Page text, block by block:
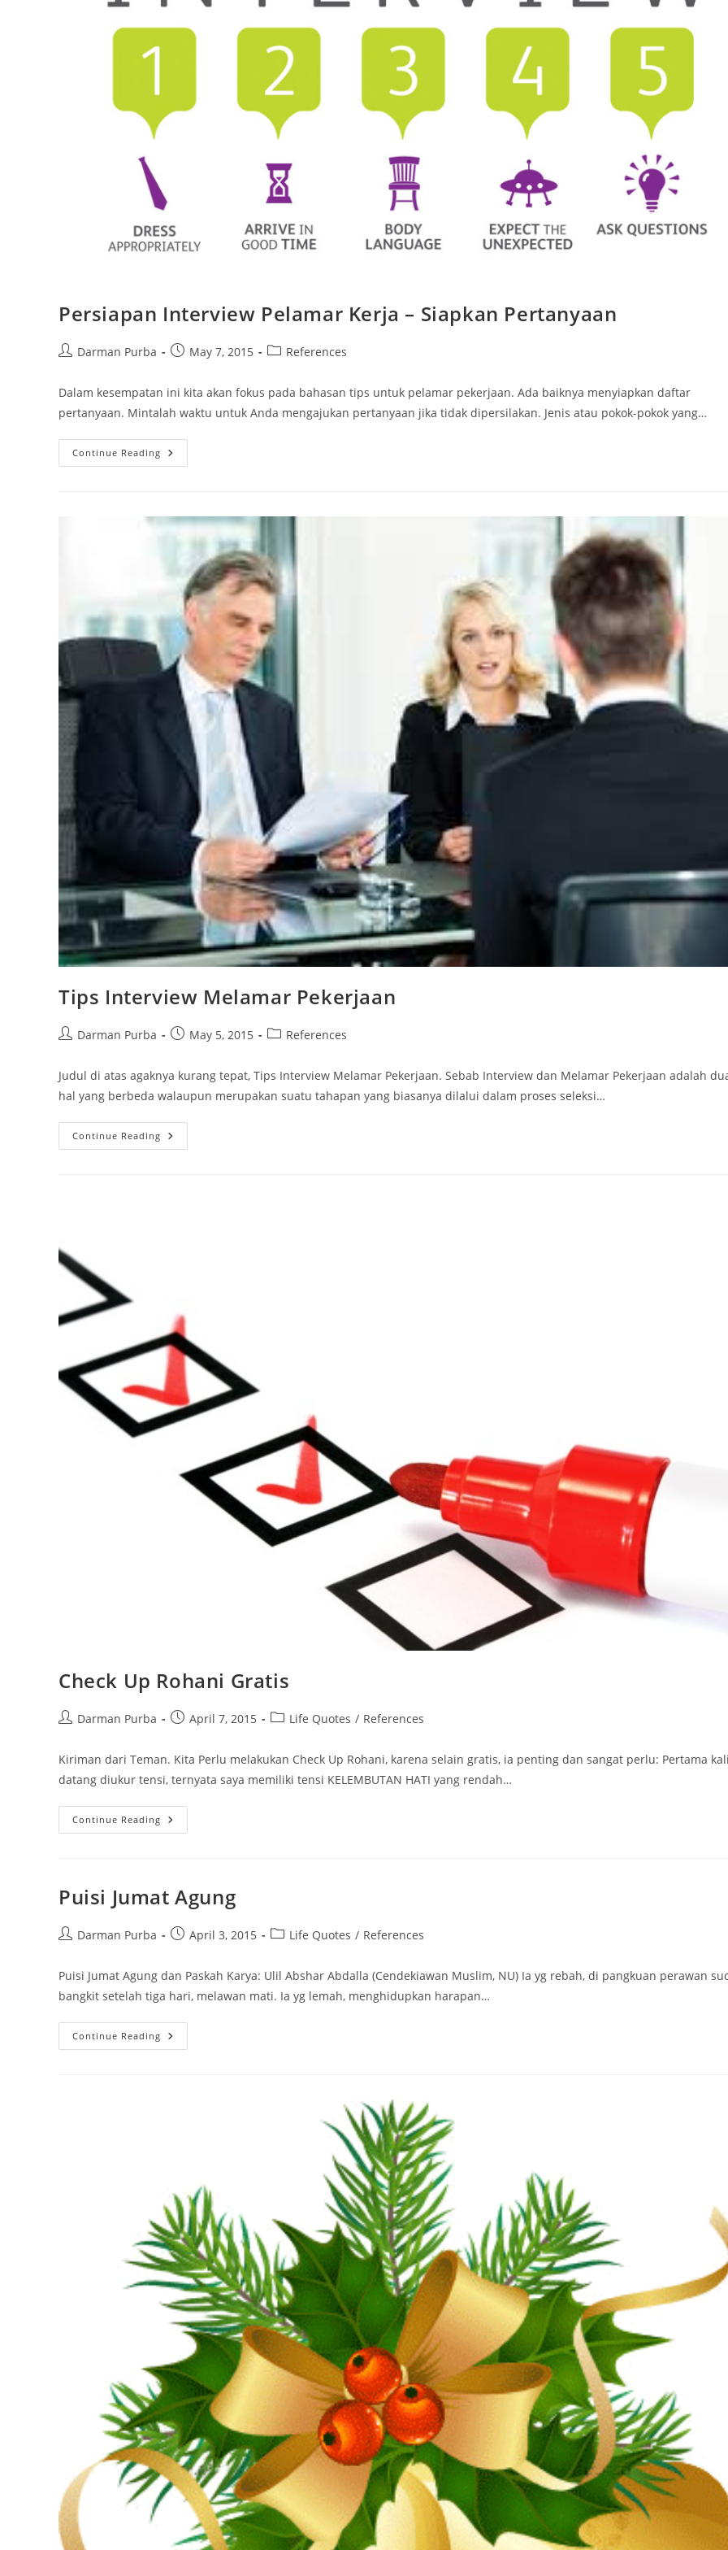
Persiapan Interview Pelamar Kerja – Siapkan Pertanyaan
PostDarman Purba
PostMay 7, 2015
PostReferences
Dalam kesempatan ini kita akan fokus pada bahasan tips untuk pelamar pekerjaan. Ada baiknya menyiapkan daftar
pertanyaan. Mintalah waktu untuk Anda mengajukan pertanyaan jika tidak dipersilakan. Jenis atau pokok-pokok yang…
Continue Reading Persiapan
Interview
Pertanyaan
Tips Interview Melamar Pekerjaan
PostDarman Purba
PostMay 5, 2015
PostReferences
Judul di atas agaknya kurang tepat, Tips Interview Melamar Pekerjaan. Sebab Interview dan Melamar Pekerjaan adalah
hal yang berbeda walaupun merupakan suatu tahapan yang biasanya dilalui dalam proses seleksi…
Continue Reading Tips
Interview
Check Up Rohani Gratis
PostDarman Purba
PostApril 7, 2015
PostLife Quotes / References
Kiriman dari Teman. Kita Perlu melakukan Check Up Rohani, karena selain gratis, ia penting dan sangat perlu: Pertama
datang diukur tensi, ternyata saya memiliki tensi KELEMBUTAN HATI yang rendah…
Continue Reading Check
Up
Puisi Jumat Agung
PostDarman Purba
PostApril 3, 2015
PostLife Quotes / References
Puisi Jumat Agung dan Paskah Karya: Ulil Abshar Abdalla (Cendekiawan Muslim, NU) Ia yg rebah, di pangkuan perawan
bangkit setelah tiga hari, melawan mati. Ia yg lemah, menghidupkan harapan…
Continue Reading Puisi
Jumat